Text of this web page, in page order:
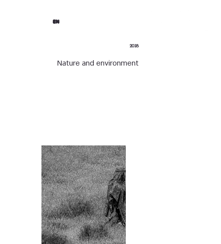
EN
2018
Nature and environment